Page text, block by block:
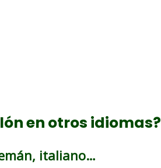
en otros idiomas?
italiano…